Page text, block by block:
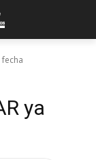
fecha
ya